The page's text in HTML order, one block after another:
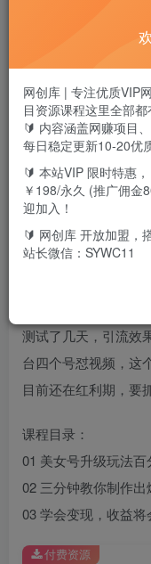
大家好，今天给大家
虚拟资源变现，日入
美女搭配学习英语单
创上抖+，无成本的
89.9都是很正常简
测试了几天，引流效
台四个号怼视频，这
目前还在红利期，要
课程目录：
01 美女号升级玩法
02 三分钟教你制作出
03 学会变现，收益将
付费资源
网创库 | 专注优质VIP
目资源课程这里全部都
🔰 内容涵盖网赚项目
每日稳定更新10-20优
🔰 本站VIP 限时特惠
￥198/永久 (推广佣金
迎加入！
🔰 网创库 开放加盟，
站长微信：SYWC11